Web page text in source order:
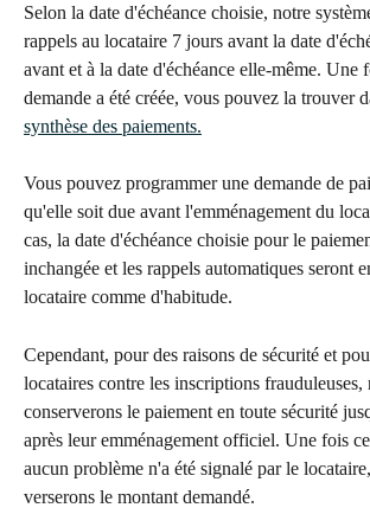
Selon la date d'échéance choisie, notre
rappels au locataire 7 jours avant la date
avant et à la date d'échéance elle-même. Une
demande a été créée, vous pouvez la trouver
synthèse des paiements.
Vous pouvez programmer une demande de
qu'elle soit due avant l'emménagement du
cas, la date d'échéance choisie pour le
inchangée et les rappels automatiques seront
locataire comme d'habitude.
Cependant, pour des raisons de sécurité et
locataires contre les inscriptions frauduleuses,
conserverons le paiement en toute sécurité
après leur emménagement officiel. Une fois
aucun problème n'a été signalé par le
verserons le montant demandé.